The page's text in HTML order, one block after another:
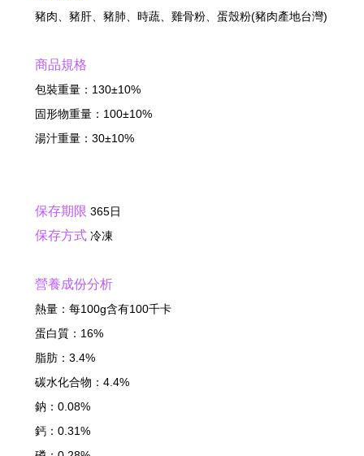
豬肉、豬肝、豬肺、時蔬、雞骨粉、蛋殼粉(豬肉產地台灣)
商品規格
包裝重量：130±10%
固形物重量：100±10%
湯汁重量：30±10%
保存期限 365日
保存方式 冷凍
營養成份分析
熱量：每100g含有100千卡
蛋白質：16%
脂肪：3.4%
碳水化合物：4.4%
鈉：0.08%
鈣：0.31%